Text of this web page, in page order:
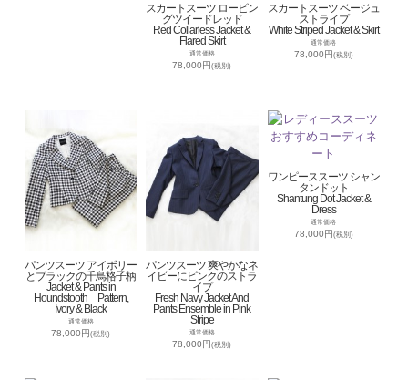
スカートスーツ ロービン
グツイードレッド
Red Collarless Jacket &
Flared Skirt
通常価格
78,000円(税別)
スカートスーツ ベージュ
ストライプ
White Striped Jacket & Skirt
通常価格
78,000円(税別)
パンツスーツ アイボリー
とブラックの千鳥格子柄
Jacket & Pants in
Houndstooth Pattern,
Ivory & Black
通常価格
78,000円(税別)
パンツスーツ 爽やかなネ
イビーにピンクのストラ
イプ
Fresh Navy Jacket And
Pants Ensemble in Pink
Stripe
通常価格
78,000円(税別)
ワンピーススーツ シャン
タンドット
Shantung Dot Jacket &
Dress
通常価格
78,000円 (税別)